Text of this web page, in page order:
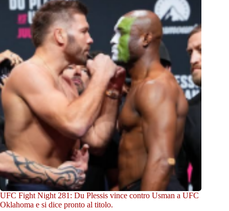
UFC Fight Night 281: Du Plessis vince contro Usman a UFC
Oklahoma e si dice pronto al titolo.